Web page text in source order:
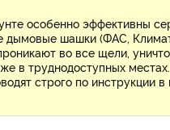
особенно эффективны
дымовые шашки (ФАС,
во все щели,
в труднодоступных местах.
строго по инструкции в